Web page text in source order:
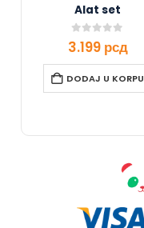
Alat set
0 out of 5
3.199 рсд
DODAJ U KORPU